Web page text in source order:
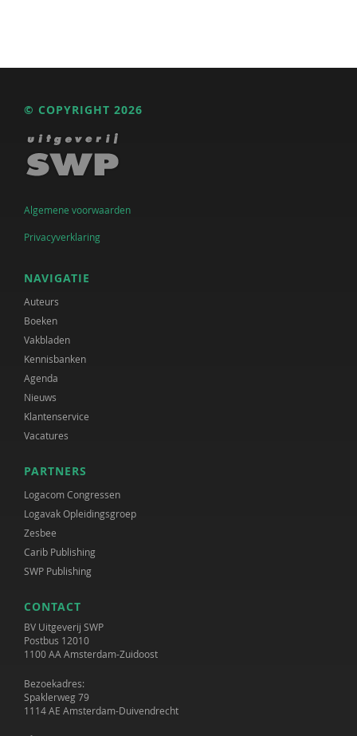
© COPYRIGHT 2026
Algemene voorwaarden
Privacyverklaring
NAVIGATIE
Auteurs
Boeken
Vakbladen
Kennisbanken
Agenda
Nieuws
Klantenservice
Vacatures
PARTNERS
Logacom Congressen
Logavak Opleidingsgroep
Zesbee
Carib Publishing
SWP Publishing
CONTACT
BV Uitgeverij SWP
Postbus 12010
1100 AA Amsterdam-Zuidoost
Bezoekadres:
Spaklerweg 79
1114 AE Amsterdam-Duivendrecht